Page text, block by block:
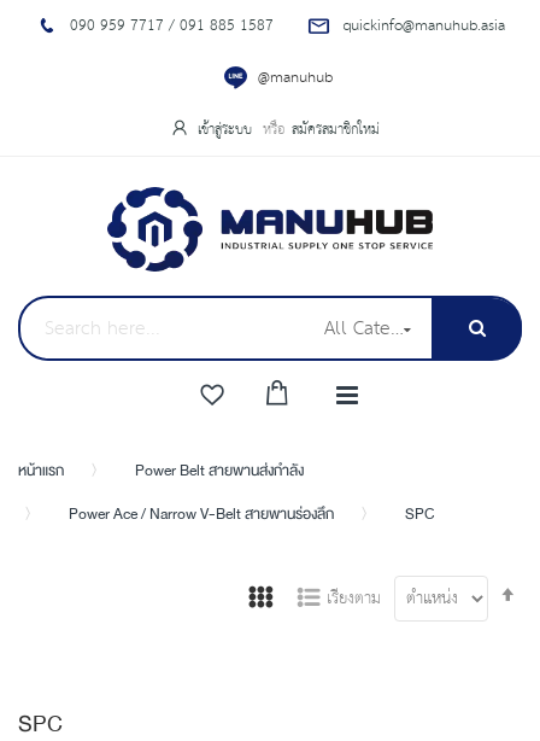
090 959 7717 / 091 885 1587
quickinfo@manuhub.asia
@manuhub
เข้าสู่ระบบ สมัครสมาชิกใหม่
All Categories
หน้าแรก Power Belt สายพานส่งกำลัง
Power Ace / Narrow V-Belt สายพานร่องลึก SPC
SPC
เรียงตาม